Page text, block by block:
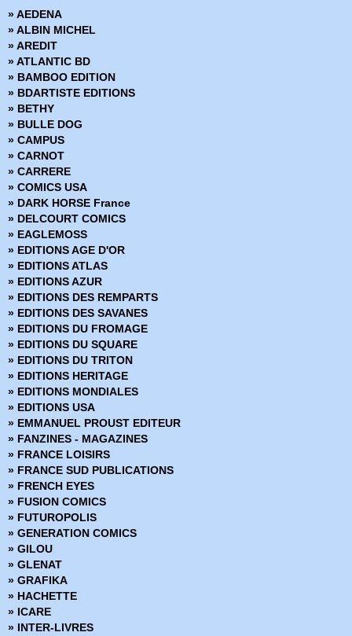
› Tome 45 - Spider-Man - La mort de Spider-Man
› Tome 46 - Avengers vs Ultimates
› Tome 47 - Le nouveau spider-man
› Tome 48 - La république brûle
› Tome 49 - Le futur commencaujourd'hui
› Tome 50 - Divisés, nous perdrons ... Unis, nous vaincrons
› Tome 51 - Spider-Man - Spider-Men
» AEDENA
» ALBIN MICHEL
» AREDIT
» ATLANTIC BD
» BAMBOO EDITION
» BDARTISTE EDITIONS
» BETHY
» BULLE DOG
» CAMPUS
» CARNOT
» CARRERE
» COMICS USA
» DARK HORSE France
» DELCOURT COMICS
» EAGLEMOSS
» EDITIONS AGE D'OR
» EDITIONS ATLAS
» EDITIONS AZUR
» EDITIONS DES REMPARTS
» EDITIONS DES SAVANES
» EDITIONS DU FROMAGE
» EDITIONS DU SQUARE
» EDITIONS DU TRITON
» EDITIONS HERITAGE
» EDITIONS MONDIALES
» EDITIONS USA
» EMMANUEL PROUST EDITEUR
» FANZINES - MAGAZINES
» FRANCE LOISIRS
» FRANCE SUD PUBLICATIONS
» FRENCH EYES
» FUSION COMICS
» FUTUROPOLIS
» GENERATION COMICS
» GILOU
» GLENAT
» GRAFIKA
» HACHETTE
» ICARE
» INTER-LIVRES